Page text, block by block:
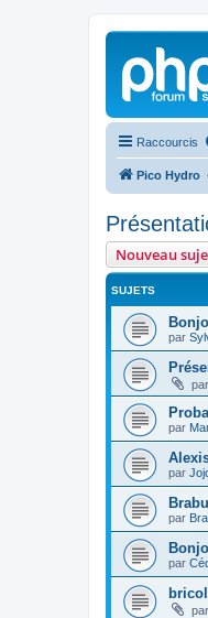
Raccourcis
Pico Hydro
Nouveau
SUJETS
par
par
par
par
par
par
par